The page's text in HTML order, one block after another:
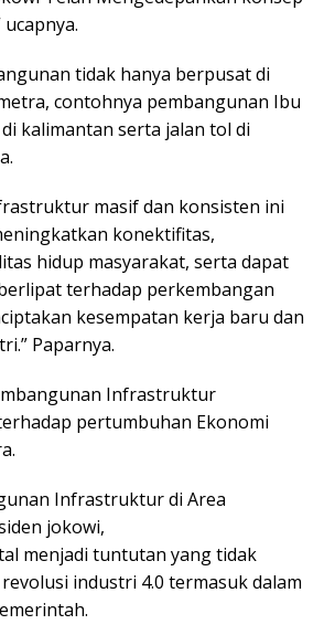
tidak hanya berpusat di
contohnya pembangunan Ibu
kalimantan serta jalan tol di
masif dan konsisten ini
konektifitas,
hidup masyarakat, serta dapat
terhadap perkembangan
kesempatan kerja baru dan
Paparnya.
Infrastruktur
pertumbuhan Ekonomi
Infrastruktur di Area
jokowi,
menjadi tuntutan yang tidak
industri 4.0 termasuk dalam